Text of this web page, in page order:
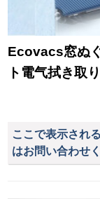
Ecovacs窓ぬ
ト電气拭き取
ここで表示され
はお問い合わせ